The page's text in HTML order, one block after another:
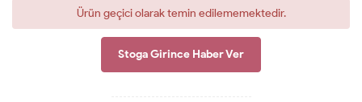
Ürün geçici olarak temin edilememektedir.
Stoga Girince Haber Ver